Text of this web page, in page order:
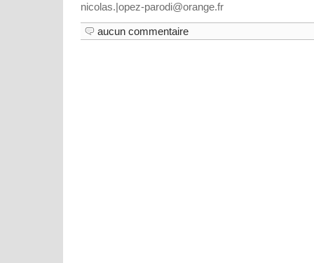
nicolas.|opez-parodi@orange.fr
aucun commentaire